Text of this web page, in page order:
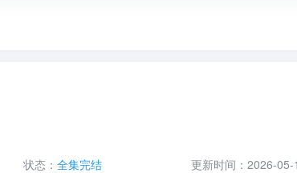
状态：全集完结 更新时间： 2026-05-